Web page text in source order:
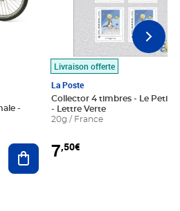
Ajouter au panier
Livraison offerte
La Poste
Collector 4 timbres - Le Petit
- Lettre Verte
20g / France
7,50€